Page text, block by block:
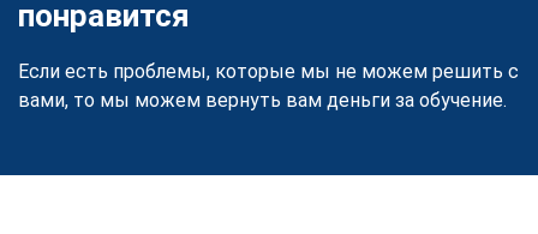
понравится
Если есть проблемы, которые мы не можем решить с
вами, то мы можем вернуть вам деньги за обучение.